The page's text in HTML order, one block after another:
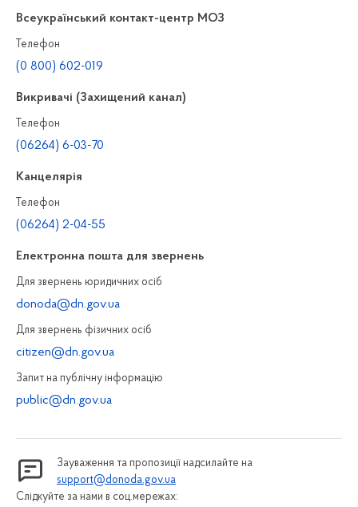
Всеукраїнський контакт-центр МОЗ
Телефон
(0 800) 602-019
Викривачі (Захищений канал)
Телефон
(06264) 6-03-70
Канцелярiя
Телефон
(06264) 2-04-55
Електронна пошта для звернень
Для звернень юридичних осiб
donoda@dn.gov.ua
Для звернень фізичних осiб
citizen@dn.gov.ua
Запит на публiчну інформацiю
public@dn.gov.ua
Зауваження та пропозиції надсилайте на
support@donoda.gov.ua
Слідкуйте за нами в соц.мережах: